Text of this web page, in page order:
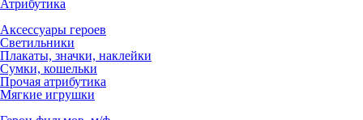
Атрибутика
Аксессуары героев
Светильники
Плакаты, значки, наклейки
Сумки, кошельки
Прочая атрибутика
Мягкие игрушки